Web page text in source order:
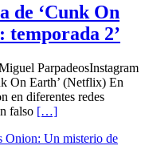
de ‘Cunk On
temporada 2’
ParpadeosInstagram
On Earth’ (Netflix) En
en diferentes redes
falso […]